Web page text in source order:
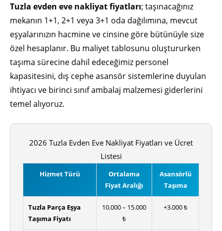
Tuzla evden eve nakliyat fiyatları; taşınacağınız
mekanın 1+1, 2+1 veya 3+1 oda dağılımına, mevcut
eşyalarınızın hacmine ve cinsine göre bütünüyle size
özel hesaplanır. Bu maliyet tablosunu oluştururken
taşıma sürecine dahil edeceğimiz personel
kapasitesini, dış cephe asansör sistemlerine duyulan
ihtiyacı ve birinci sınıf ambalaj malzemesi giderlerini
temel alıyoruz.
2026 Tuzla Evden Eve Nakliyat Fiyatları ve Ücret
Listesi
Hizmet Türü
Ortalama
Fiyat Aralığı
Asansörlü
Taşıma
Tuzla Parça Eşya
Taşıma Fiyatı
10.000 – 15.000
₺
+3.000 ₺